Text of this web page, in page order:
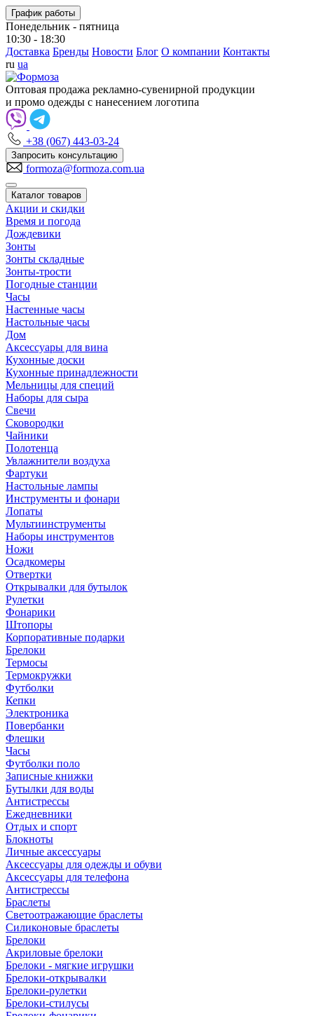
График работы
Понедельник - пятница
10:30 - 18:30
Доставка Бренды Новости Блог О компании Контакты
ru ua
Оптовая продажа рекламно-сувенирной продукции
и промо одежды с нанесением логотипа
+38 (067) 443-03-24
Запросить консультацию
formoza@formoza.com.ua
Каталог товаров
Акции и скидки
Время и погода
Дождевики
Зонты
Зонты складные
Зонты-трости
Погодные станции
Часы
Настенные часы
Настольные часы
Дом
Аксессуары для вина
Кухонные доски
Кухонные принадлежности
Мельницы для специй
Наборы для сыра
Свечи
Сковородки
Чайники
Полотенца
Увлажнители воздуха
Фартуки
Настольные лампы
Инструменты и фонари
Лопаты
Мультиинструменты
Наборы инструментов
Ножи
Осадкомеры
Отвертки
Открывалки для бутылок
Рулетки
Фонарики
Штопоры
Корпоративные подарки
Брелоки
Термосы
Термокружки
Футболки
Кепки
Электроника
Повербанки
Флешки
Часы
Футболки поло
Записные книжки
Бутылки для воды
Антистрессы
Ежедневники
Отдых и спорт
Блокноты
Личные аксессуары
Аксессуары для одежды и обуви
Аксессуары для телефона
Антистрессы
Браслеты
Светоотражающие браслеты
Силиконовые браслеты
Брелоки
Акриловые брелоки
Брелоки - мягкие игрушки
Брелоки-открывалки
Брелоки-рулетки
Брелоки-стилусы